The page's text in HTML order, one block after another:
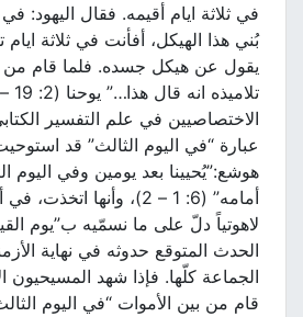
في ثلاثة ايام أقيمه. فقال اليهود:
بُني هذا الهيكل، أفأنت في ثلاثة ايام
يقول عن هيكل جسده. فلما قام من
الاختصاصيين في علم التفسير
عبارة “في اليوم الثالث” قد استوحيت
هوشع:”يُحيينا بعد يومين وفي اليوم
أمامه” (6: 1 – 2)، وأنها
لاهوتياً دلّ على ما نسمّيه ب”يوم
الحدث المتوقع حدوثه في نهاية
الجماعة كلّها. فإذا شهد المسيحيون